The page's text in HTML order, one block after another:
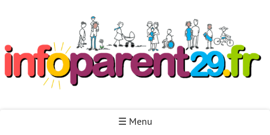
☰ Menu